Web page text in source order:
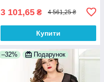
3 101,65 ₴ 4 561,25 ₴
Купити
–32% Подарунок